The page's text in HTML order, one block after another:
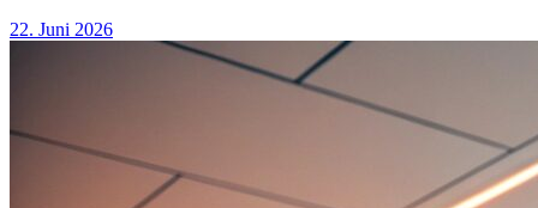
22. Juni 2026